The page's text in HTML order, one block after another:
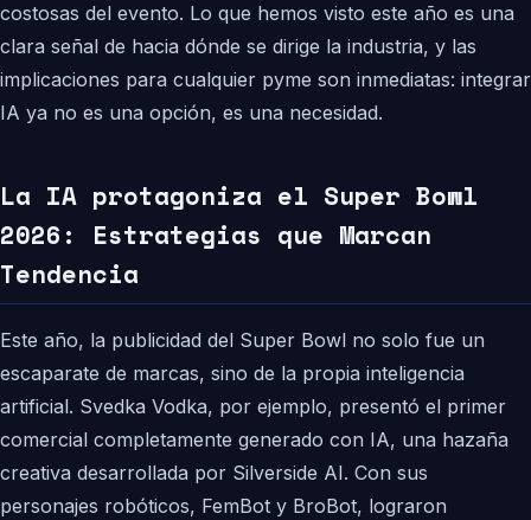
costosas del evento. Lo que hemos visto este año es una
clara señal de hacia dónde se dirige la industria, y las
implicaciones para cualquier pyme son inmediatas: integrar
IA ya no es una opción, es una necesidad.
La IA protagoniza el Super Bowl
2026: Estrategias que Marcan
Tendencia
Este año, la publicidad del Super Bowl no solo fue un
escaparate de marcas, sino de la propia inteligencia
artificial. Svedka Vodka, por ejemplo, presentó el primer
comercial completamente generado con IA, una hazaña
creativa desarrollada por Silverside AI. Con sus
personajes robóticos, FemBot y BroBot, lograron